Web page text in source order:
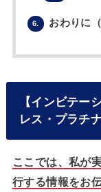
6. おわりに
【インビテー
レス・プラチ
ここでは、私が
行する情報をお